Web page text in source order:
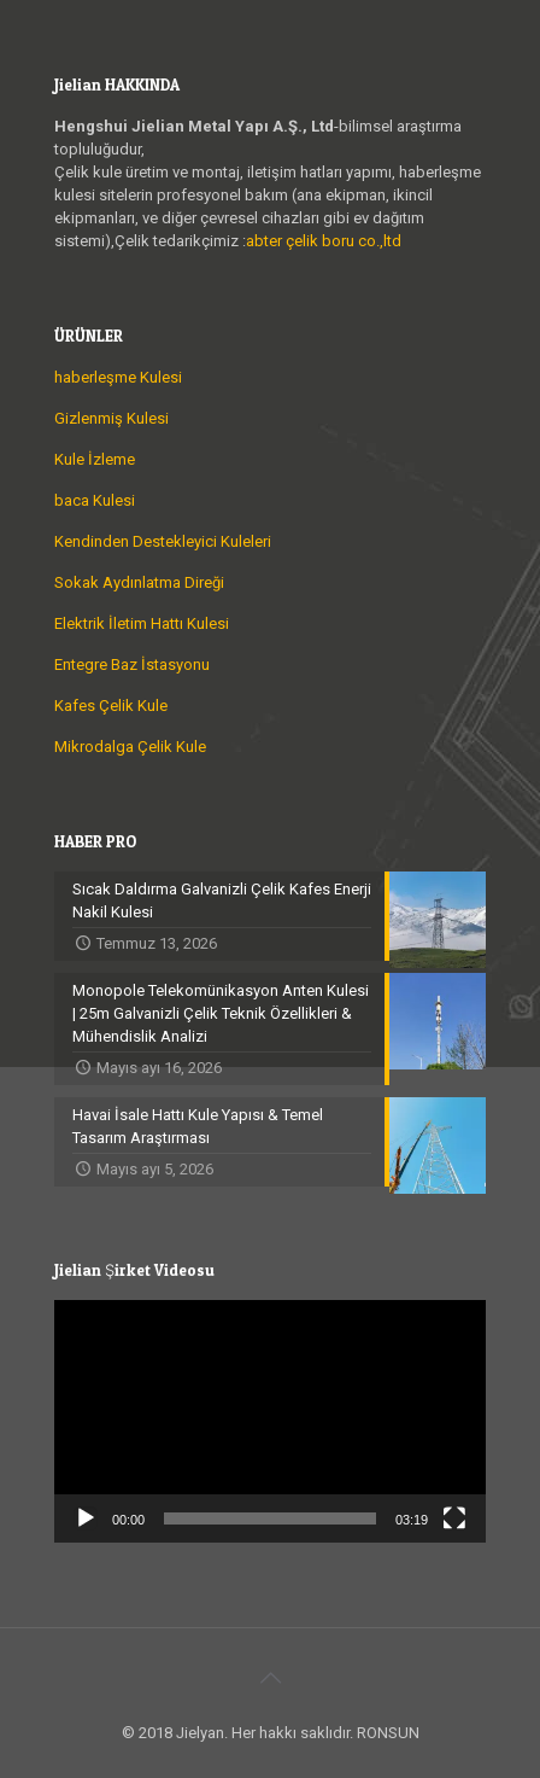
Jielian HAKKINDA
Hengshui Jielian Metal Yapı A.Ş., Ltd-bilimsel araştırma
topluluğudur,
Çelik kule üretim ve montaj, iletişim hatları yapımı, haberleşme
kulesi sitelerin profesyonel bakım (ana ekipman, ikincil
ekipmanları, ve diğer çevresel cihazları gibi ev dağıtım
sistemi),Çelik tedarikçimiz :abter çelik boru co.,ltd
ÜRÜNLER
haberleşme Kulesi
Gizlenmiş Kulesi
Kule İzleme
baca Kulesi
Kendinden Destekleyici Kuleleri
Sokak Aydınlatma Direği
Elektrik İletim Hattı Kulesi
Entegre Baz İstasyonu
Kafes Çelik Kule
Mikrodalga Çelik Kule
HABER PRO
Sıcak Daldırma Galvanizli Çelik Kafes Enerji
Nakil Kulesi
Temmuz 13, 2026
Monopole Telekomünikasyon Anten Kulesi
| 25m Galvanizli Çelik Teknik Özellikleri &
Mühendislik Analizi
Mayıs ayı 16, 2026
Havai İsale Hattı Kule Yapısı & Temel
Tasarım Araştırması
Mayıs ayı 5, 2026
Jielian Şirket Videosu
00:00 03:19
© 2018 Jielyan. Her hakkı saklıdır. RONSUN